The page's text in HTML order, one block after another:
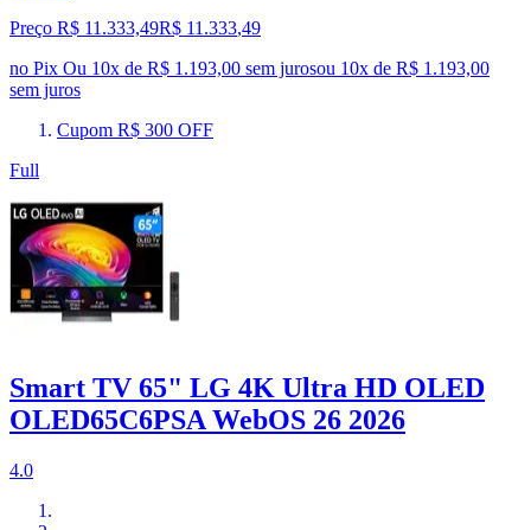
Preço R$ 11.333,49R$ 11.333,49
no Pix Ou 10x de R$ 1.193,00 sem jurosou 10x de R$ 1.193,00
sem juros
Cupom R$ 300 OFF
Full
Smart TV 65" LG 4K Ultra HD OLED
OLED65C6PSA WebOS 26 2026
4.0